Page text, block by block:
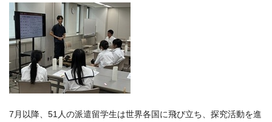
7月以降、51人の派遣留学生は世界各国に飛び立ち、探究活動を進